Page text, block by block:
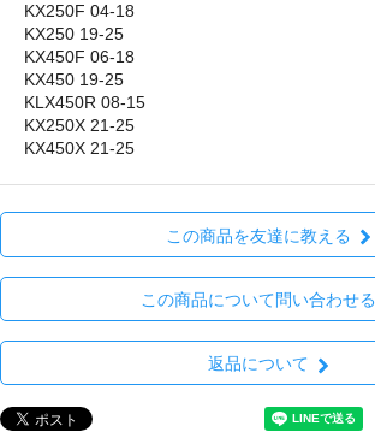
KX250F 04-18
KX250 19-25
KX450F 06-18
KX450 19-25
KLX450R 08-15
KX250X 21-25
KX450X 21-25
この商品を友達に教える
この商品について問い合わせる
返品について